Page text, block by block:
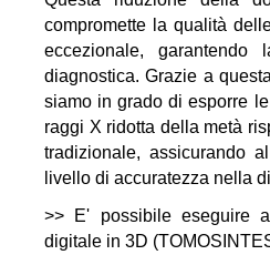
compromette la qualità
eccezionale, garantendo
diagnostica. Grazie a
siamo in grado di esporre
raggi X ridotta della metà
tradizionale, assicurando
livello di accuratezza nella
>> E' possibile eseguire
digitale in 3D